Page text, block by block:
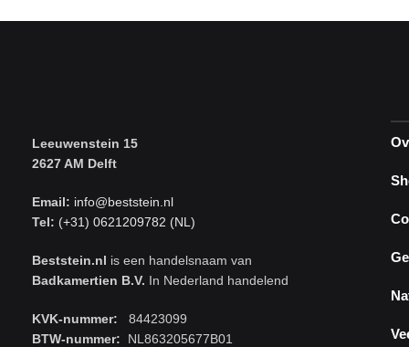
Leeuwenstein 15
2627 AM Delft
Email: info@beststein.nl
Tel: (+31) 0621209782 (NL)
Beststein.nl is een handelsnaam van
Badkamertien B.V. In Nederland handelend
KVK-nummer: 84423099
BTW-nummer: NL863205677B01